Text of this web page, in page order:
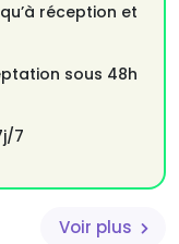
réception et
sous 48h
7
Voir plus